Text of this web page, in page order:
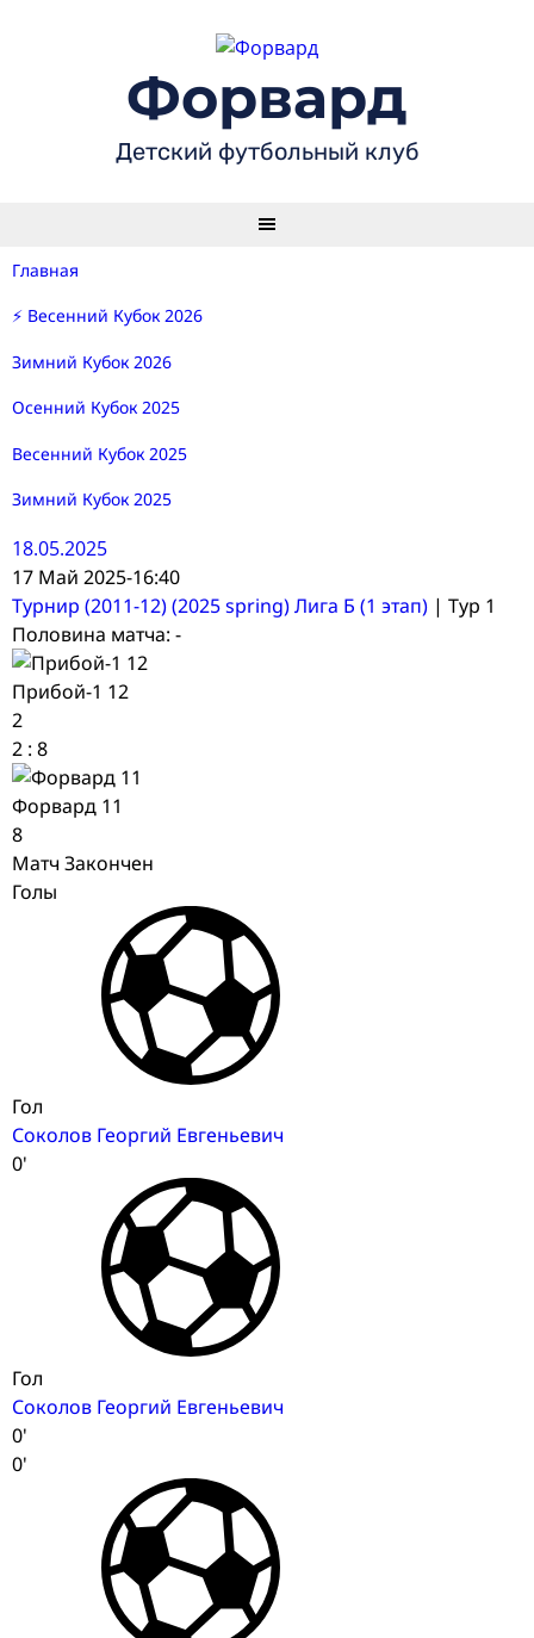
Форвард
Детский футбольный клуб
Главная
⚡ Весенний Кубок 2026
Зимний Кубок 2026
Осенний Кубок 2025
Весенний Кубок 2025
Зимний Кубок 2025
18.05.2025
17 Май 2025-16:40
Турнир (2011-12) (2025 spring) Лига Б (1 этап) | Тур 1
Половина матча: -
Прибой-1 12
2
2 : 8
Форвард 11
8
Матч Закончен
Голы
Гол
Соколов Георгий Евгеньевич
0'
Гол
Соколов Георгий Евгеньевич
0'
0'